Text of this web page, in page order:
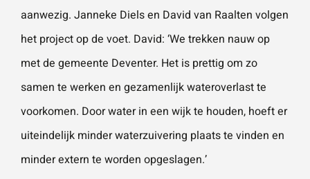
aanwezig. Janneke Diels en David van Raalten volgen
het project op de voet. David: ‘We trekken nauw op
met de gemeente Deventer. Het is prettig om zo
samen te werken en gezamenlijk wateroverlast te
voorkomen. Door water in een wijk te houden, hoeft er
uiteindelijk minder waterzuivering plaats te vinden en
minder extern te worden opgeslagen.’